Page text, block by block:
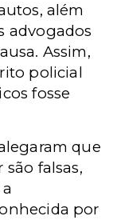
além
advogados
Assim,
policial
fosse
que
falsas,
por